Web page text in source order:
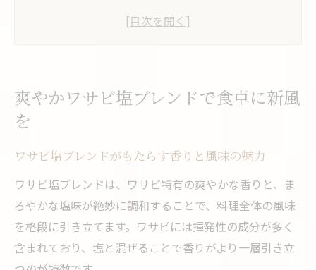
日常の料理にワサビ塩を取り入れるコツ
毎日の料理を引き立てるワサビの奥深さ
生わさびとチューブワサビの違いとは
ワサビ塩で素材の旨味が引き立つ理由
ワサビ塩は何に使うものなのかを解説
ワサビの奥深い香りが料理に与える影響
手軽にできるワサビ塩の混ぜ方と活用術
爽やかワサビ塩ブレンドで食卓に新風
を
ワサビ塩ブレンドがもたらす香りと風味の魅力
ワサビ塩ブレンドは、ワサビ特有の爽やかな香りと、ま
ろやかな塩味が絶妙に調和することで、料理全体の風味
を格段に引き立てます。ワサビには揮発性の成分が多く
含まれており、塩と混ぜることで香りがより一層引き立